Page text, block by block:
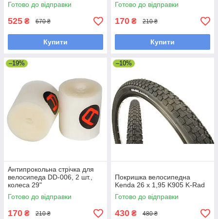
Готово до відправки
525 ₴ 670 ₴
Купити
Готово до відправки
170 ₴ 210 ₴
Купити
–19%
Антипрокольна стрічка для
велосипеда DD-006, 2 шт.,
колеса 29"
Готово до відправки
170 ₴ 210 ₴
–10%
Покришка велосипедна
Kenda 26 x 1,95 K905 K-Rad
Готово до відправки
430 ₴ 480 ₴